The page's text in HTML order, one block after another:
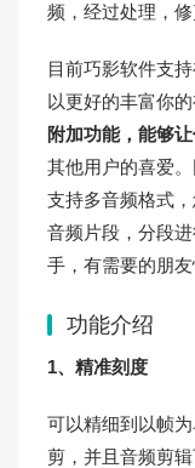
频，经过处理，
目前巧影软件支
以更好的丰富你
附加功能，能够
其他用户的喜爱
支持多音频格式
音频片段，分段
手，有需要的朋友
功能介绍
1、精准刻度
可以精细到以帧
剪，并且音频剪辑